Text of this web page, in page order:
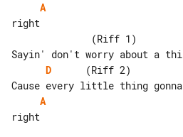
A
right
D
A
right